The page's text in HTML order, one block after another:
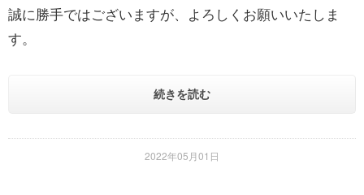
誠に勝手ではございますが、よろしくお願いいたしま
す。
続きを読む
2022年05月01日